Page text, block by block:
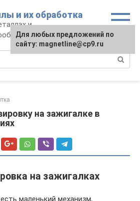
и их обработка
и
на зажигалке в
на зажигалках
маленький механизм,
Для любых предложений по
сайту: magnetline@cp9.ru